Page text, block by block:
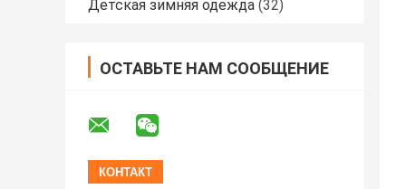
Детская зимняя одежда (32)
ОСТАВЬТЕ НАМ СООБЩЕНИЕ